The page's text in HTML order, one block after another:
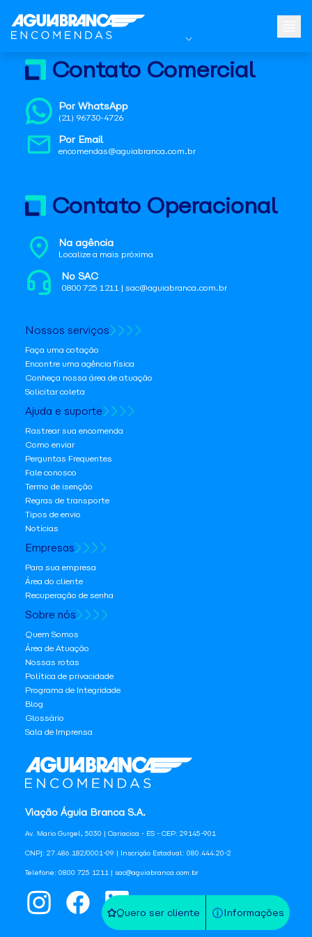
Quero ser cliente Informações
Viação Águia Branca S.A.
Av. Mario Gurgel, 5030 | Cariacica - ES - CEP: 29145-901
CNPJ: 27.486.182/0001-09 | Inscrição Estadual: 080.444.20-2
Telefone: 0800 725 1211 | sac@aguiabranca.com.br
Contato Comercial
Por WhatsApp
(21) 96730-4726
Por Email
encomendas@aguiabranca.com.br
Contato Operacional
Na agência
Localize a mais próxima
No SAC
0800 725 1211 | sac@aguiabranca.com.br
Nossos serviços
Faça uma cotação
Encontre uma agência física
Conheça nossa área de atuação
Solicitar coleta
Ajuda e suporte
Rastrear sua encomenda
Como enviar
Perguntas Frequentes
Fale conosco
Termo de isenção
Regras de transporte
Tipos de envio
Notícias
Empresas
Para sua empresa
Área do cliente
Recuperação de senha
Sobre nós
Quem Somos
Área de Atuação
Nossas rotas
Política de privacidade
Programa de Integridade
Blog
Glossário
Sala de Imprensa